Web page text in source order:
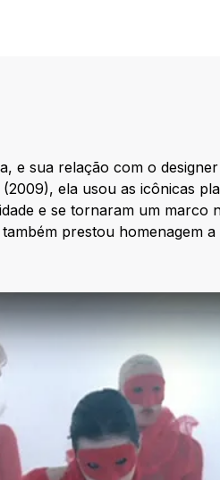
e sua relação com o
ela usou as icônicas
e se tornaram um marco
prestou homenagem a